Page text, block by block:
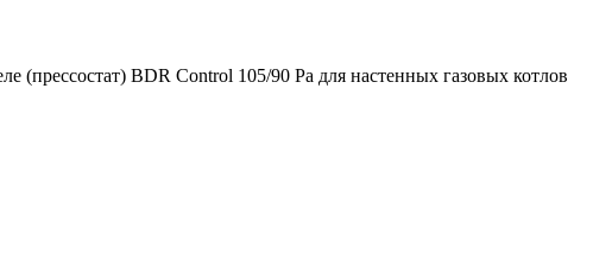
(прессостат) BDR Control 105/90 Pa для настенных газовых котлов